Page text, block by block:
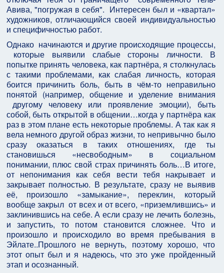
Авива, "погружая в себя". Интересен был и «квартал»
художников, отличающийся своей индивидуальностью
и специфичностью работ.
Однако начинаются и другие происходящие процессы,
которые выявили слабые стороны личности. В
попытке принять человека, как партнёра, я столкнулась
с такими проблемами, как слабая личность, которая
боится причинить боль, быть в чём-то неправильно
понятой (например, общение и уделение внимания
другому человеку или проявление эмоции), быть
собой, быть открытой в общении…когда у партнёра как
раз в этом плане есть некоторые проблемы. А так как я
вела немного другой образ жизни, то непривычно было
сразу оказаться в таких отношениях, где ты
становишься «несвободным» в социальном
понимании, плюс свой страх причинять боль…В итоге,
от непонимания как себя вести тебя накрывает и
закрывает полностью. В результате, сразу не выявив
её, произошло «замыкание», переклин, который
вообще закрыл от всех и от всего, «приземлившись» и
заклинившись на себе. А если сразу не лечить болезнь,
и запустить, то потом становится сложнее. Что и
произошло и происходило во время пребывания в
Эйлате..Прошлого не вернуть, поэтому хорошо, что
этот опыт был и я надеюсь, что это уже пройденный
этап и осознанный.